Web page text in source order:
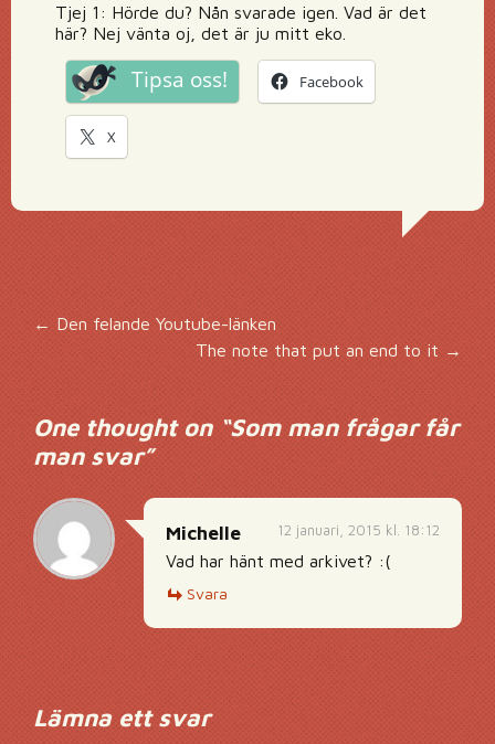
Tjej 1: Hörde du? Nån svarade igen. Vad är det
här? Nej vänta oj, det är ju mitt eko.
Tipsa oss! Facebook
X
Inläggsnavigering
←Den felande Youtube-länken
The note that put an end to it→
One thought on “Som man frågar får
man svar”
12 januari, 2015 kl. 18:12
Michelle
Vad har hänt med arkivet? :(
Svara
Lämna ett svar